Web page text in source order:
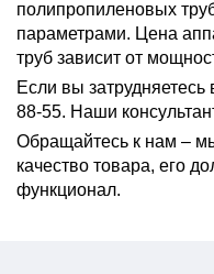
полипропиленовых
параметрами. Цена
труб зависит от
Если вы
88-55. Наши
Обращайтесь к нам –
качество товара, его
функционал.